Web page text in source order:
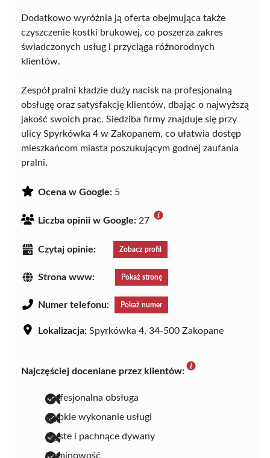
Dodatkowo wyróżnia ją oferta obejmująca także
czyszczenie kostki brukowej, co poszerza zakres
świadczonych usług i przyciąga różnorodnych
klientów.
Zespół pralni kładzie duży nacisk na profesjonalną
obsługę oraz satysfakcję klientów, dbając o najwyższą
jakość swoich prac. Siedziba firmy znajduje się przy
ulicy Spyrkówka 4 w Zakopanem, co ułatwia dostęp
mieszkańcom miasta poszukującym godnej zaufania
pralni.
Ocena w Google: 5
Liczba opinii w Google: 27
Czytaj opinie: Zobacz profil
Strona www: Pokaż stronę
Numer telefonu: Pokaż numer
Lokalizacja: Spyrkówka 4, 34-500 Zakopane
Najczęściej doceniane przez klientów:
profesjonalna obsługa
szybkie wykonanie usługi
czyste i pachnące dywany
terminowość